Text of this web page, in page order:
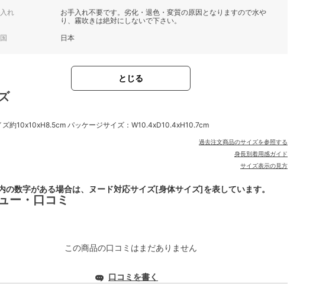
れ
お手入れ不要です。劣化・退色・変質の原因となりますので水や
り、霧吹きは絶対にしないで下さい。
日本
とじる
ズ約10x10xH8.5cm パッケージサイズ：W10.4xD10.4xH10.7cm
過去注文商品のサイズを参照する
身長別着用感ガイド
サイズ表示の見方
数字がある場合は、ヌード対応サイズ[身体サイズ]を表しています。
ー・口コミ
この商品の口コミはまだありません
口コミを書く